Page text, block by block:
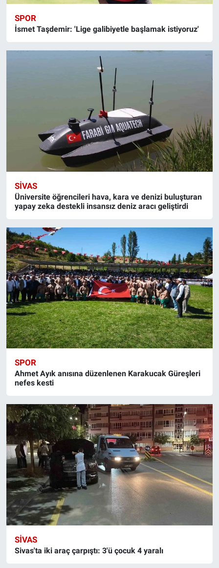
SPOR
İsmet Taşdemir: 'Lige galibiyetle başlamak istiyoruz'
SIVAS
Üniversite öğrencileri hava, kara ve denizi buluşturan
yapay zeka destekli insansız deniz aracı geliştirdi
SPOR
Ahmet Ayık anısına düzenlenen Karakucak Güreşleri
nefes kesti
SIVAS
Sivas'ta iki araç çarpıştı: 3'ü çocuk 4 yaralı